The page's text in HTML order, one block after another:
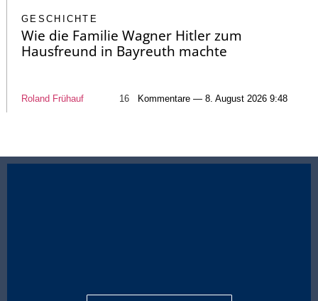
GESCHICHTE
Wie die Familie Wagner Hitler zum
Hausfreund in Bayreuth machte
Roland Frühauf 16 Kommentare — 8. August 2026 9:48